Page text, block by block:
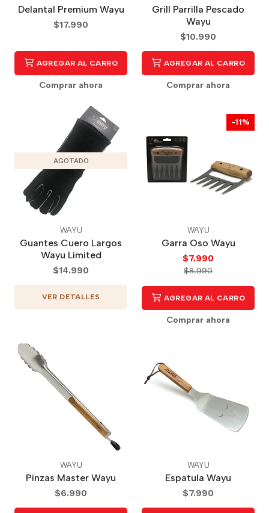
Delantal Premium Wayu
$17.990
AGREGAR AL CARRO
Comprar ahora
Grill Parrilla Pescado
Wayu
$10.990
AGREGAR AL CARRO
Comprar ahora
AGOTADO
WAYU
Guantes Cuero Largos
Wayu Limited
$14.990
VER DETALLES
-11%
WAYU
Garra Oso Wayu
$7.990
$8.990
AGREGAR AL CARRO
Comprar ahora
WAYU
Pinzas Master Wayu
$6.990
WAYU
Espatula Wayu
$7.990